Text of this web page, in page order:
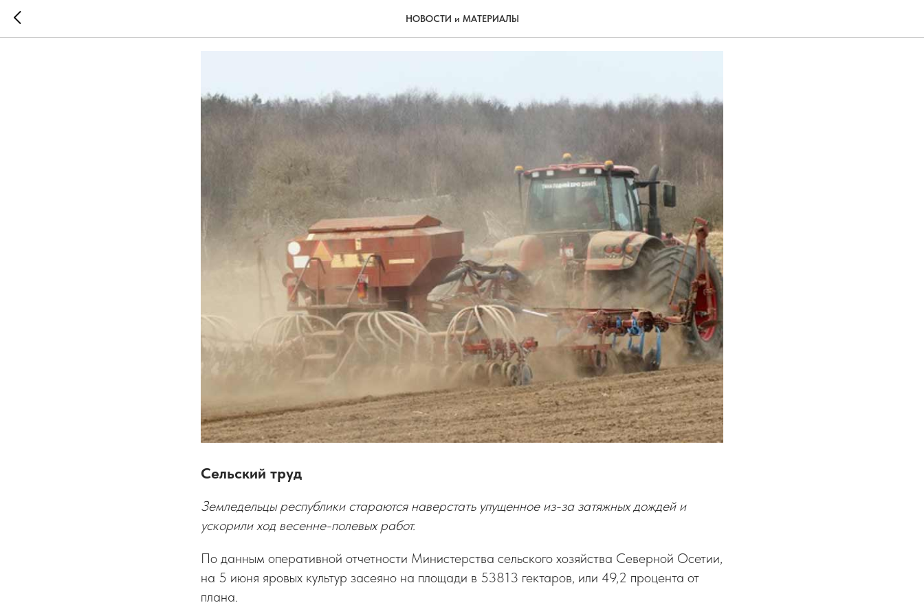
НОВОСТИ и МАТЕРИАЛЫ
Посевная подошла к экватору
Сельский труд
Земледельцы республики стараются наверстать упущенное из-за затяжных дождей и
ускорили ход весенне-полевых работ.
По данным оперативной отчетности Министерства сельского хозяйства Северной Осетии,
на 5 июня яровых культур засеяно на площади в 53813 гектаров, или 49,2 процента от
плана.